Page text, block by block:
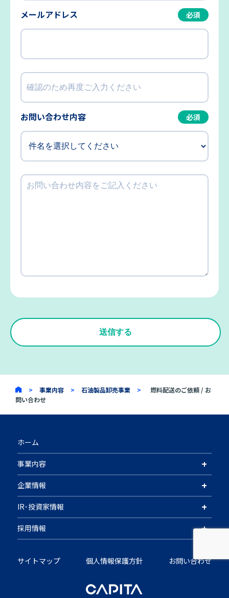
メールアドレス 必須
お問い合わせ内容 必須
> 事業内容 > 石油製品卸売事業 >
燃料配送のご依頼 / お
問い合わせ
ホーム
事業内容 +
企業情報 +
IR･投資家情報 +
採用情報 +
サイトマップ 個人情報保護方針 お問い合わせ